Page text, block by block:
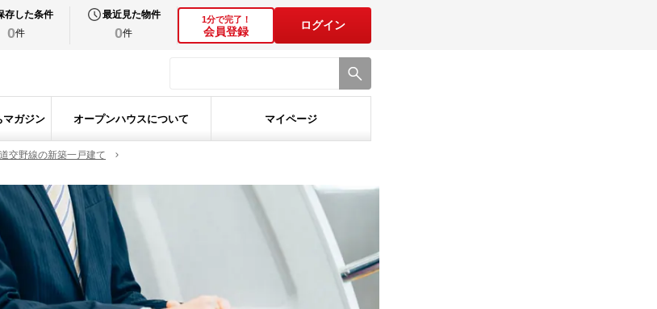
存した条件
0件
最近見た物件
0件
1分で完了！
会員登録
ログイン
マガジン オープンハウスについて マイページ
交野線の新築一戸建て